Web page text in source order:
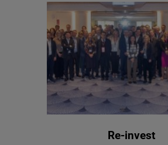
Re-invest